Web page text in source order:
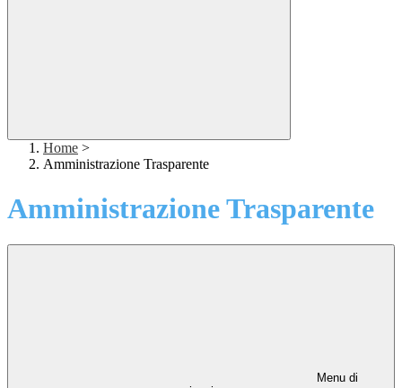
Home >
Amministrazione Trasparente
Amministrazione Trasparente
Menu di